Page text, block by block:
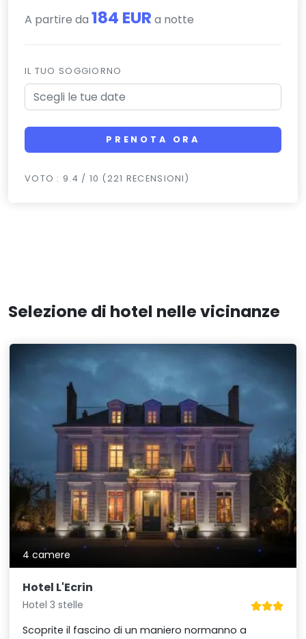
A partire da 184 EUR a notte
IL TUO SOGGIORNO
PRENOTA ORA
VOTO : 9.4 / 10 (221 RECENSIONI)
Selezione di hotel nelle vicinanze
4 camere
Hotel L'Ecrin
Hotel 3 stelle
Scoprite il fascino di un maniero normanno a